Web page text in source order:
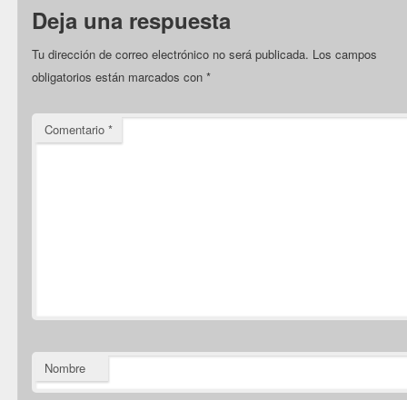
Deja una respuesta
Tu dirección de correo electrónico no será publicada. Los campos
obligatorios están marcados con*
Comentario*
Nombre